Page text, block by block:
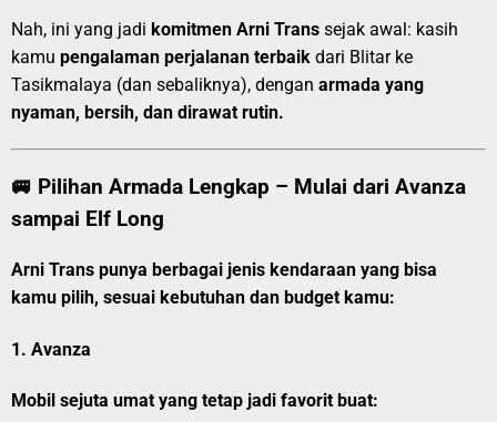
Nah, ini yang jadi komitmen Arni Trans sejak awal: kasih
kamu pengalaman perjalanan terbaik dari Blitar ke
Tasikmalaya (dan sebaliknya), dengan armada yang
nyaman, bersih, dan dirawat rutin.
🚐 Pilihan Armada Lengkap – Mulai dari Avanza
sampai Elf Long
Arni Trans punya berbagai jenis kendaraan yang bisa
kamu pilih, sesuai kebutuhan dan budget kamu:
1. Avanza
Mobil sejuta umat yang tetap jadi favorit buat: